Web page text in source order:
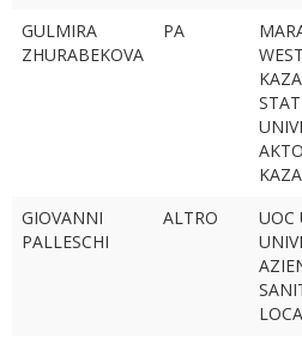
GULMIRA
ZHURABEKOVA
PA
WEST
GIOVANNI
PALLESCHI
ALTRO
UOC